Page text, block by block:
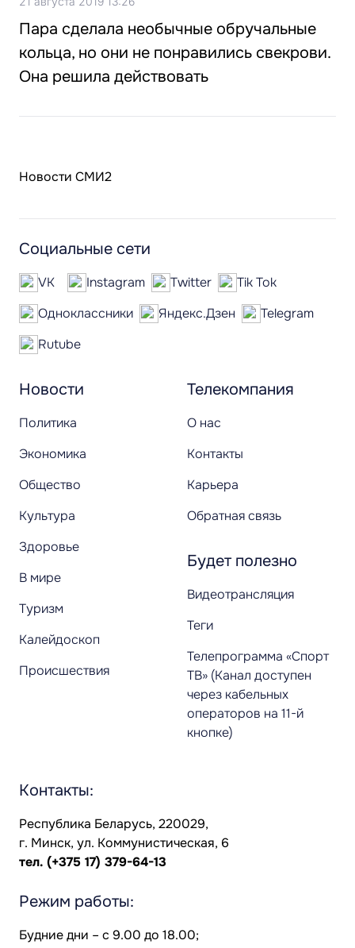
Пара сделала необычные обручальные
кольца, но они не понравились свекрови.
Она решила действовать
Новости СМИ2
Новости
Политика
Экономика
Общество
Культура
Здоровье
В мире
Туризм
Калейдоскоп
Происшествия
Телекомпания
О нас
Контакты
Карьера
Обратная связь
Будет полезно
Видеотрансляция
Теги
Телепрограмма «Спорт
ТВ» (Канал доступен
через кабельных
операторов на 11-й
кнопке)
Социальные сети
VK Instagram Twitter
Tik Tok
Одноклассники
Яндекс.Дзен
Telegram
Rutube
Контакты:
Республика Беларусь, 220029,
г. Минск, ул. Коммунистическая, 6
тел. (+375 17) 379-64-13
Режим работы:
Будние дни – с 9.00 до 18.00;